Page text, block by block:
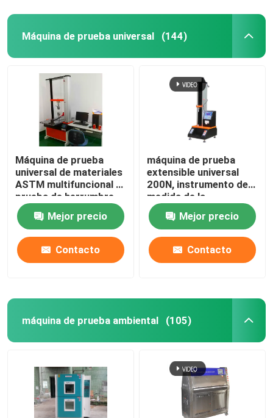
Máquina de prueba universal (144)
Máquina de prueba
universal de materiales
ASTM multifuncional a
prueba de herrumbre
Mejor precio
Contacto
máquina de prueba
extensible universal
200N, instrumento de
medida de la
resistencia a la tensión
de LixianMejor precio
Contacto
máquina de prueba ambiental (105)